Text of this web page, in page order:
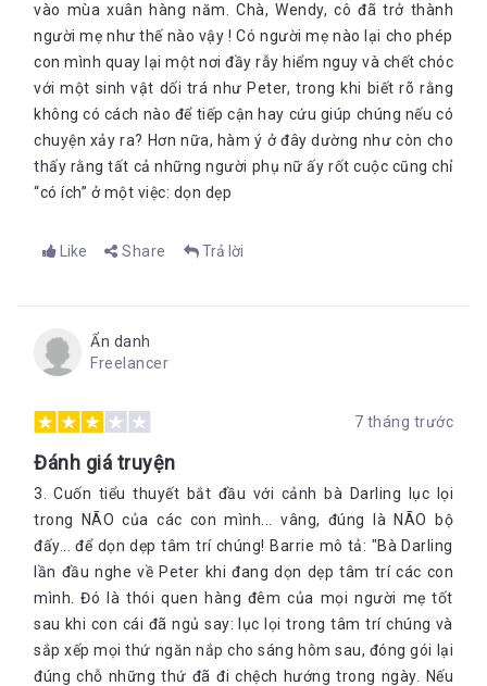
vào mùa xuân hàng năm. Chà, Wendy, cô đã trở thành
người mẹ như thế nào vậy ! Có người mẹ nào lại cho phép
con mình quay lại một nơi đầy rẫy hiểm nguy và chết chóc
với một sinh vật dối trá như Peter, trong khi biết rõ rằng
không có cách nào để tiếp cận hay cứu giúp chúng nếu có
chuyện xảy ra? Hơn nữa, hàm ý ở đây dường như còn cho
thấy rằng tất cả những người phụ nữ ấy rốt cuộc cũng chỉ
“có ích” ở một việc: dọn dẹp
Like Share Trả lời
Ẩn danh
Freelancer
7 tháng trước
Đánh giá truyện
3. Cuốn tiểu thuyết bắt đầu với cảnh bà Darling lục lọi
trong NÃO của các con mình... vâng, đúng là NÃO bộ
đấy... để dọn dẹp tâm trí chúng! Barrie mô tả: "Bà Darling
lần đầu nghe về Peter khi đang dọn dẹp tâm trí các con
mình. Đó là thói quen hàng đêm của mọi người mẹ tốt
sau khi con cái đã ngủ say: lục lọi trong tâm trí chúng và
sắp xếp mọi thứ ngăn nắp cho sáng hôm sau, đóng gói lại
đúng chỗ những thứ đã đi chệch hướng trong ngày. Nếu